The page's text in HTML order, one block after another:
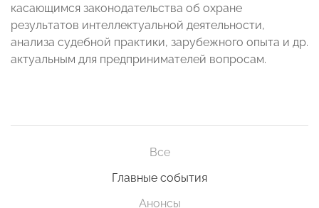
касающимся законодательства об охране
результатов интеллектуальной деятельности,
анализа судебной практики, зарубежного опыта и др.
актуальным для предпринимателей вопросам.
Все
Главные события
Анонсы